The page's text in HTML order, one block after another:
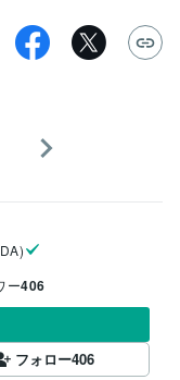
ー406
フォロー406